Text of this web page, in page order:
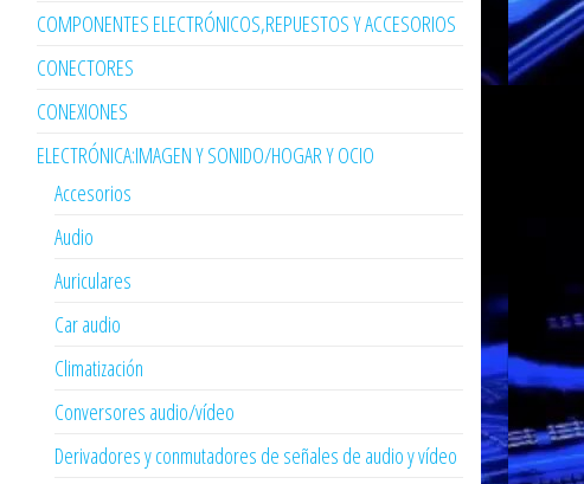
COMPONENTES ELECTRÓNICOS,REPUESTOS Y ACCESORIOS
CONECTORES
CONEXIONES
ELECTRÓNICA:IMAGEN Y SONIDO/HOGAR Y OCIO
Accesorios
Audio
Auriculares
Car audio
Climatización
Conversores audio/vídeo
Derivadores y conmutadores de señales de audio y vídeo